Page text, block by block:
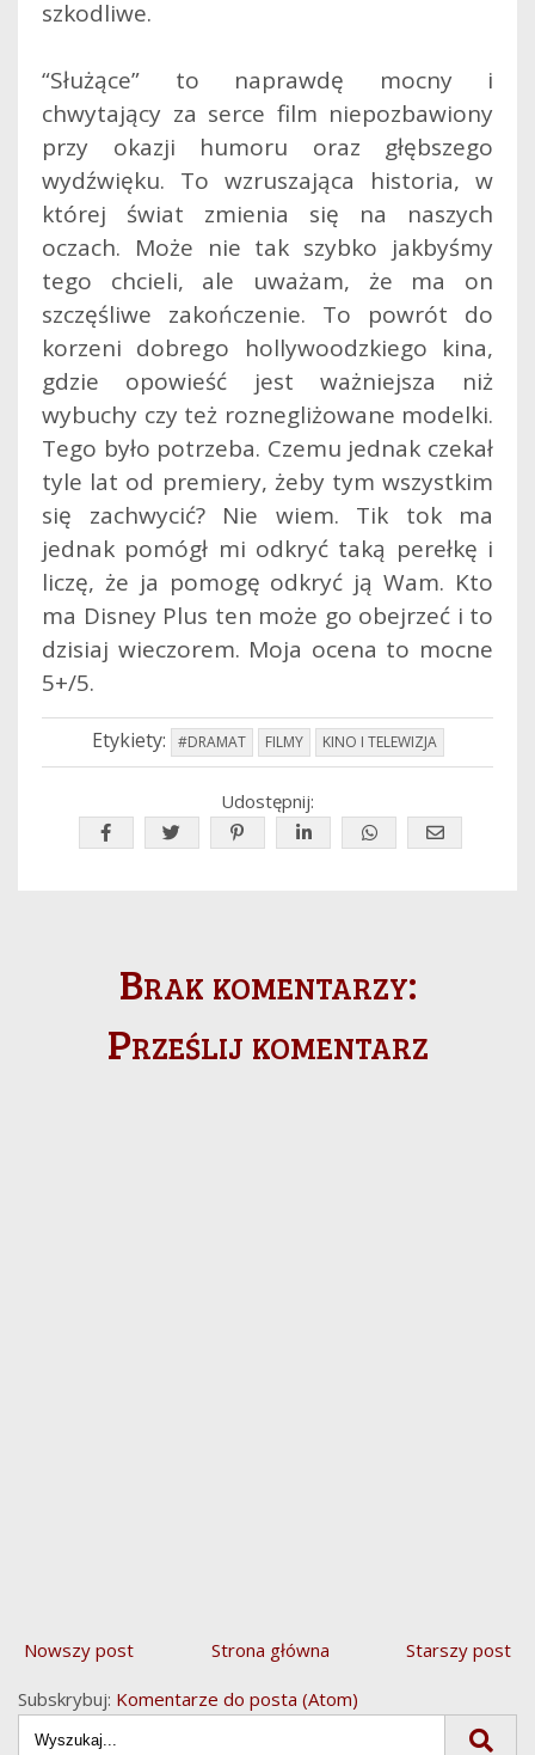
szkodliwe.
“Służące” to naprawdę mocny i
chwytający za serce film niepozbawiony
przy okazji humoru oraz głębszego
wydźwięku. To wzruszająca historia, w
której świat zmienia się na naszych
oczach. Może nie tak szybko jakbyśmy
tego chcieli, ale uważam, że ma on
szczęśliwe zakończenie. To powrót do
korzeni dobrego hollywoodzkiego kina,
gdzie opowieść jest ważniejsza niż
wybuchy czy też roznegliżowane modelki.
Tego było potrzeba. Czemu jednak czekał
tyle lat od premiery, żeby tym wszystkim
się zachwycić? Nie wiem. Tik tok ma
jednak pomógł mi odkryć taką perełkę i
liczę, że ja pomogę odkryć ją Wam. Kto
ma Disney Plus ten może go obejrzeć i to
dzisiaj wieczorem. Moja ocena to mocne
5+/5.
Etykiety: #DRAMAT FILMY KINO I TELEWIZJA
Udostępnij:
Brak komentarzy:
Prześlij komentarz
Nowszy post Starszy post
Strona główna
Subskrybuj: Komentarze do posta (Atom)